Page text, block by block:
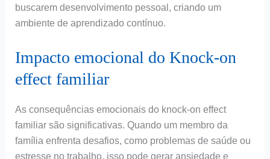
buscarem desenvolvimento pessoal, criando um
ambiente de aprendizado contínuo.
Impacto emocional do Knock-on
effect familiar
As consequências emocionais do knock-on effect
familiar são significativas. Quando um membro da
família enfrenta desafios, como problemas de saúde ou
estresse no trabalho, isso pode gerar ansiedade e